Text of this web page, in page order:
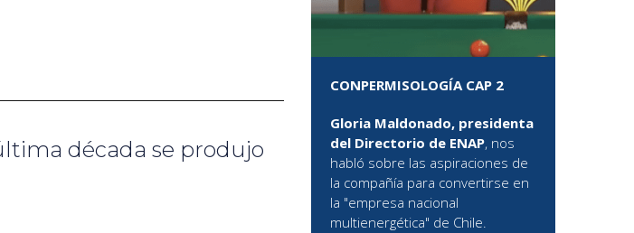
década se produjo
CONPERMISOLOGÍA CAP 2
Gloria Maldonado, presidenta
del Directorio de ENAP, nos
habló sobre las aspiraciones de
la compañía para convertirse en
la "empresa nacional
multienergética" de Chile.